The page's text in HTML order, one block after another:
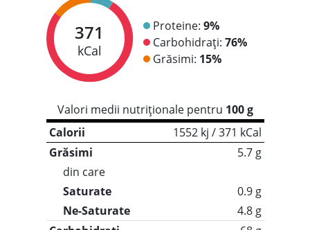
371
kCal
Proteine: 9%
Carbohidrați: 76%
Grăsimi: 15%
Valori medii nutriționale pentru 100 g
Calorii
1552 kj / 371 kCal
Grăsimi
5.7 g
din care
Saturate
0.9 g
Ne-Saturate
4.8 g